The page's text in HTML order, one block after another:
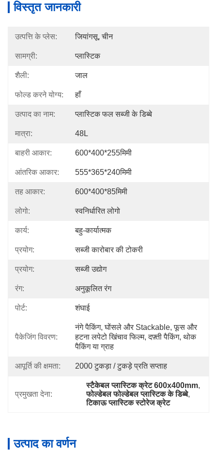
विस्तृत जानकारी
उत्पत्ति के प्लेस: जियांगसू, चीन
सामग्री: प्लास्टिक
शैली: जाल
फोल्ड करने योग्य: हाँ
उत्पाद का नाम: प्लास्टिक फल सब्जी के डिब्बे
मात्रा: 48L
बाहरी आकार: 600*400*255मिमी
आंतरिक आकार: 555*365*240मिमी
तह आकार: 600*400*85मिमी
लोगो: स्वनिर्धारित लोगो
कार्य: बहु-कार्यात्मक
प्रयोग: सब्जी कारोबार की टोकरी
प्रयोग: सब्जी उद्योग
रंग: अनुकूलित रंग
पोर्ट: शंघाई
पैकेजिंग विवरण:
नंगे पैकिंग, घोंसले और Stackable, फूस और
हटना लपेटो खिंचाव फिल्म, दफ़्ती पैकिंग, थोक
पैकिंग या ग्राह
आपूर्ति की क्षमता: 2000 टुकड़ा / टुकड़े प्रति सप्ताह
प्रमुखता देना:
स्टैकेबल प्लास्टिक क्रेट 600x400mm
फोल्डेबल फोल्डेबल प्लास्टिक के डिब्बे,
टिकाऊ प्लास्टिक स्टोरेज क्रेट
उत्पाद का वर्णन